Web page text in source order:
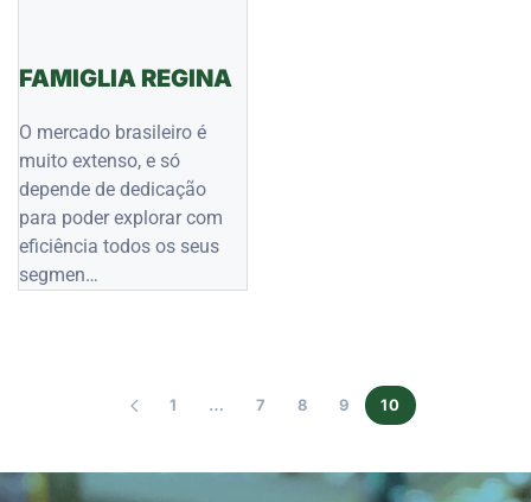
FAMIGLIA REGINA
O mercado brasileiro é
muito extenso, e só
depende de dedicação
para poder explorar com
eficiência todos os seus
segmen…
1 … 7 8 9 10